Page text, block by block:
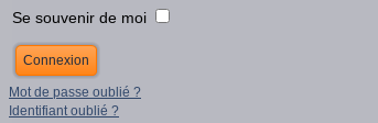
Se souvenir de moi
Mot de passe oublié ?
Identifiant oublié ?